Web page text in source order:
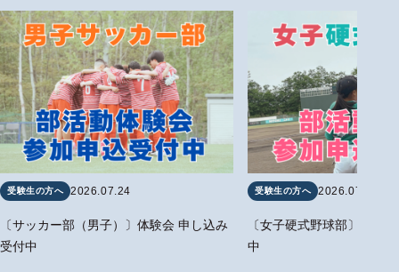
受験生の方へ 2026.07.24
〔サッカー部（男子）〕体験会 申し込み
受付中
受験生の方へ 2026.07.24
〔女子硬式野球部〕体験
中